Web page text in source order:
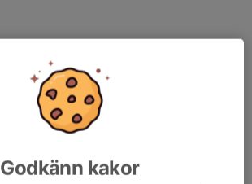
Godkänn kakor